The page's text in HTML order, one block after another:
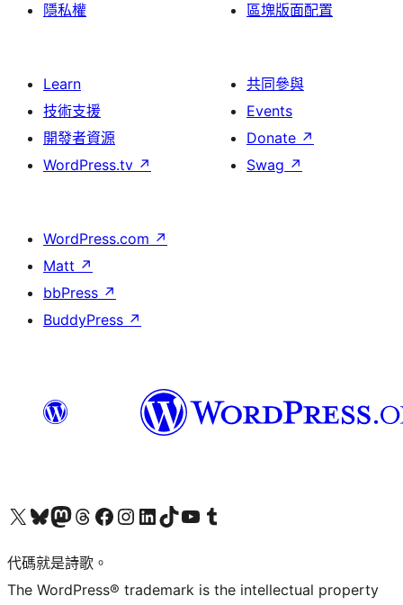
隱私權
區塊版面配置
Learn
技術支援
開發者資源
WordPress.tv ↗
共同參與
Events
Donate ↗
Swag ↗
WordPress.com ↗
Matt ↗
bbPress ↗
BuddyPress ↗
Visit our X (formerly Twitter) account
Visit our Bluesky account
Visit our Mastodon account
Visit our Threads account
訪問我們的 Facebook 專頁Visit our Instagram account
Visit our LinkedIn account
Visit our TikTok account
Visit our YouTube channel
Visit our Tumblr account
代碼就是詩歌。
The WordPress® trademark is the intellectual property